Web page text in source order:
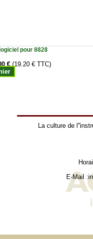
pour 8828
€ (19.20 € TTC)
La culture de
E-Mail :